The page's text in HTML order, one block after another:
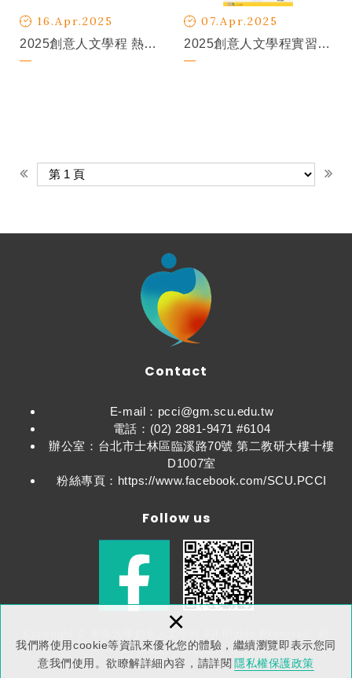
我們將使用cookie等資訊來優化您的體驗，繼續瀏覽即表示您同
意我們使用。欲瞭解詳細內容，請詳閱 隱私權保護政策
×
16.Apr.2025
2025創意人文學程 熱烈招生中
07.Apr.2025
2025創意人文學程實習與招生說明會
Contact
E-mail：pcci@gm.scu.edu.tw
電話：(02) 2881-9471 #6104
辦公室：台北市士林區臨溪路70號 第二教研大樓十樓
D1007室
粉絲專頁：https://www.facebook.com/SCU.PCCI
Follow us
頁設計：新視野